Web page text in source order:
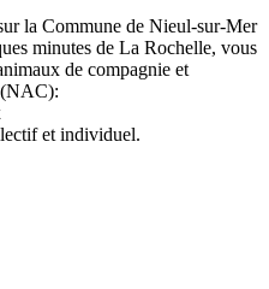
la Commune de Nieul-sur-Mer
minutes de La Rochelle, vous
de compagnie et
(NAC):
et individuel.